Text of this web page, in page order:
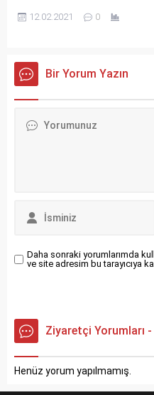
düşük olması, testin
onaylanmış olan bir kremdir.
Acıya karşı cildin
olmaktadır. Anestezik krem
olarak kullanılan Jetex
tercih edilmektedir.
12.02.2021 0
Bir Yorum Yazın
Daha sonraki yorumlarımda
ve site adresim bu tarayıcıya
Ziyaretçi Yorumları
Henüz yorum yapılmamış.